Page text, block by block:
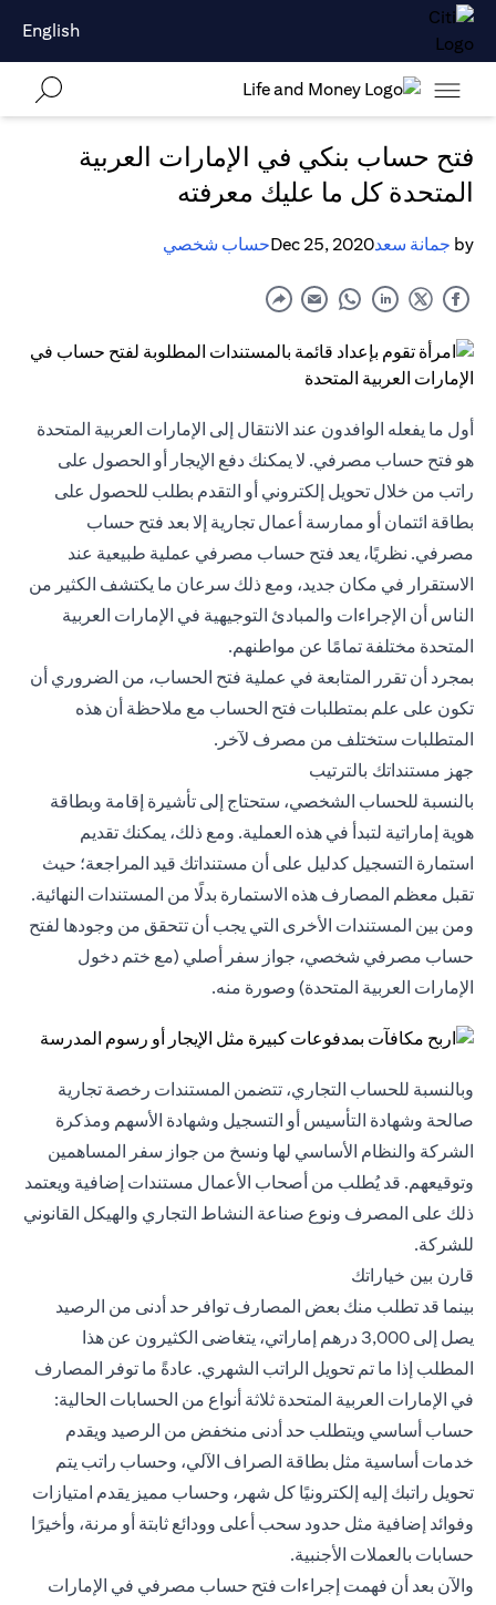
English
فتح حساب بنكي في الإمارات العربية
المتحدة كل ما عليك معرفته
by جمانة سعدDec 25, 2020حساب شخصي
أول ما يفعله الوافدون عند الانتقال إلى الإمارات العربية المتحدة
هو فتح حساب مصرفي. لا يمكنك دفع الإيجار أو الحصول على
راتب من خلال تحويل إلكتروني أو التقدم بطلب للحصول على
بطاقة ائتمان أو ممارسة أعمال تجارية إلا بعد فتح حساب
مصرفي. نظريًا، يعد فتح حساب مصرفي عملية طبيعية عند
الاستقرار في مكان جديد، ومع ذلك سرعان ما يكتشف الكثير من
الناس أن الإجراءات والمبادئ التوجيهية في الإمارات العربية
المتحدة مختلفة تمامًا عن مواطنهم.
بمجرد أن تقرر المتابعة في عملية فتح الحساب، من الضروري أن
تكون على علم بمتطلبات فتح الحساب مع ملاحظة أن هذه
المتطلبات ستختلف من مصرف لآخر.
جهز مستنداتك بالترتيب
بالنسبة للحساب الشخصي، ستحتاج إلى تأشيرة إقامة وبطاقة
هوية إماراتية لتبدأ في هذه العملية. ومع ذلك، يمكنك تقديم
استمارة التسجيل كدليل على أن مستنداتك قيد المراجعة؛ حيث
تقبل معظم المصارف هذه الاستمارة بدلًا من المستندات النهائية.
ومن بين المستندات الأخرى التي يجب أن تتحقق من وجودها لفتح
حساب مصرفي شخصي، جواز سفر أصلي (مع ختم دخول
الإمارات العربية المتحدة) وصورة منه.
وبالنسبة للحساب التجاري، تتضمن المستندات رخصة تجارية
صالحة وشهادة التأسيس أو التسجيل وشهادة الأسهم ومذكرة
الشركة والنظام الأساسي لها ونسخ من جواز سفر المساهمين
وتوقيعهم. قد يُطلب من أصحاب الأعمال مستندات إضافية ويعتمد
ذلك على المصرف ونوع صناعة النشاط التجاري والهيكل القانوني
للشركة.
قارن بين خياراتك
بينما قد تطلب منك بعض المصارف توافر حد أدنى من الرصيد
يصل إلى 3,000 درهم إماراتي، يتغاضى الكثيرون عن هذا
المطلب إذا ما تم تحويل الراتب الشهري. عادةً ما توفر المصارف
في الإمارات العربية المتحدة ثلاثة أنواع من الحسابات الحالية:
حساب أساسي ويتطلب حد أدنى منخفض من الرصيد ويقدم
خدمات أساسية مثل بطاقة الصراف الآلي، وحساب راتب يتم
تحويل راتبك إليه إلكترونيًا كل شهر، وحساب مميز يقدم امتيازات
وفوائد إضافية مثل حدود سحب أعلى وودائع ثابتة أو مرنة، وأخيرًا
حسابات بالعملات الأجنبية.
والآن بعد أن فهمت إجراءات فتح حساب مصرفي في الإمارات